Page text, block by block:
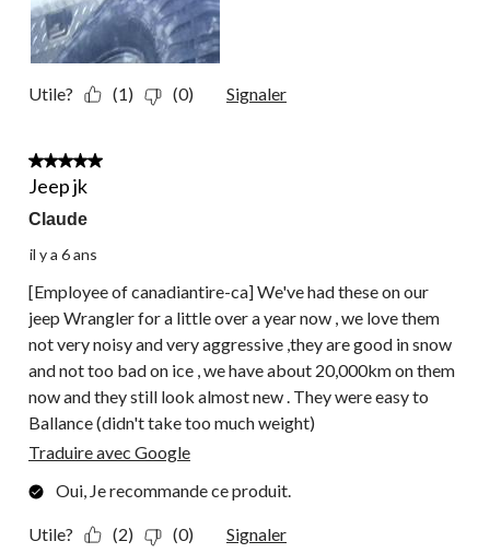
Utile? (1) (0) Signaler
5 étoile(s) sur 5.
Jeep jk
Claude
il y a 6 ans
[Employee of canadiantire-ca] We've had these on our
jeep Wrangler for a little over a year now , we love them
not very noisy and very aggressive ,they are good in snow
and not too bad on ice , we have about 20,000km on them
now and they still look almost new . They were easy to
Ballance (didn't take too much weight)
Traduire avec Google
Oui, Je recommande ce produit.
Utile? (2) (0) Signaler